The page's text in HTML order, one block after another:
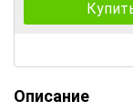
Описание